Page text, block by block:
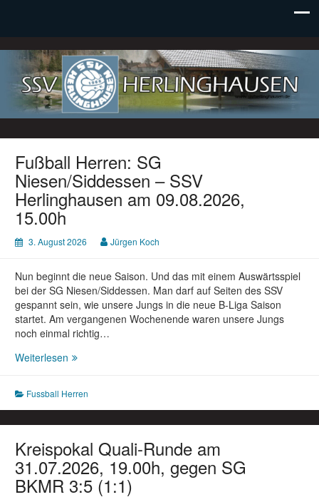
SSV Herlinghausen e. V.
Fußball Herren: SG
Niesen/Siddessen – SSV
Herlinghausen am 09.08.2026,
15.00h
3. August 2026 Jürgen Koch
Nun beginnt die neue Saison. Und das mit einem Auswärtsspiel
bei der SG Niesen/Siddessen. Man darf auf Seiten des SSV
gespannt sein, wie unsere Jungs in die neue B-Liga Saison
startet. Am vergangenen Wochenende waren unsere Jungs
noch einmal richtig…
Weiterlesen Fußball
Niesen/Siddessen
–
SSV
Herlinghausen
am
09.08.2026,
15.00h
Fussball Herren
Kreispokal Quali-Runde am
31.07.2026, 19.00h, gegen SG
BKMR 3:5 (1:1)